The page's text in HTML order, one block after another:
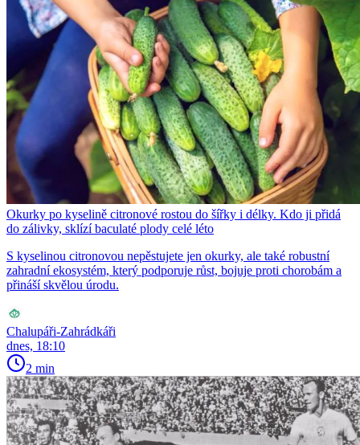
Okurky po kyselině citronové rostou do šířky i délky. Kdo ji přidá
do zálivky, sklízí baculaté plody celé léto
S kyselinou citronovou nepěstujete jen okurky, ale také robustní
zahradní ekosystém, který podporuje růst, bojuje proti chorobám a
přináší skvělou úrodu.
Chalupáři-Zahrádkáři
dnes, 18:10
2 min